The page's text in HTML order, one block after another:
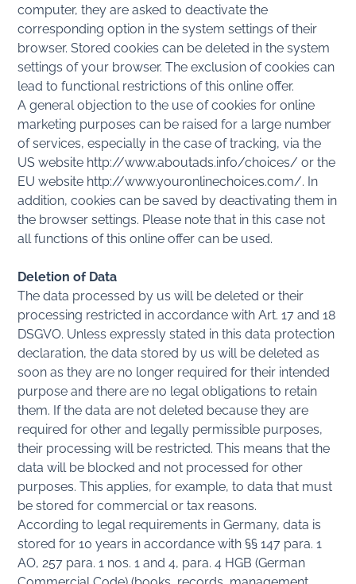
computer, they are asked to deactivate the
corresponding option in the system settings of their
browser. Stored cookies can be deleted in the system
settings of your browser. The exclusion of cookies can
lead to functional restrictions of this online offer.
A general objection to the use of cookies for online
marketing purposes can be raised for a large number
of services, especially in the case of tracking, via the
US website http://www.aboutads.info/choices/ or the
EU website http://www.youronlinechoices.com/. In
addition, cookies can be saved by deactivating them in
the browser settings. Please note that in this case not
all functions of this online offer can be used.
Deletion of Data
The data processed by us will be deleted or their
processing restricted in accordance with Art. 17 and 18
DSGVO. Unless expressly stated in this data protection
declaration, the data stored by us will be deleted as
soon as they are no longer required for their intended
purpose and there are no legal obligations to retain
them. If the data are not deleted because they are
required for other and legally permissible purposes,
their processing will be restricted. This means that the
data will be blocked and not processed for other
purposes. This applies, for example, to data that must
be stored for commercial or tax reasons.
According to legal requirements in Germany, data is
stored for 10 years in accordance with §§ 147 para. 1
AO, 257 para. 1 nos. 1 and 4, para. 4 HGB (German